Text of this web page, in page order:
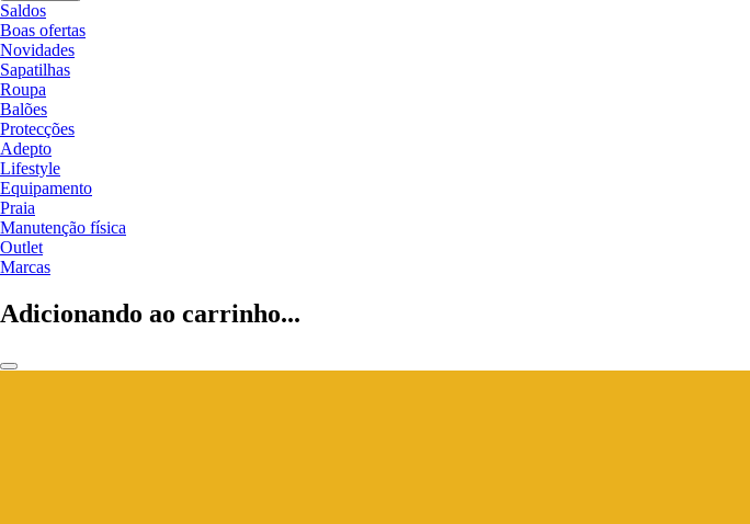
Saldos
Boas ofertas
Novidades
Sapatilhas
Roupa
Balões
Protecções
Adepto
Lifestyle
Equipamento
Praia
Manutenção física
Outlet
Marcas
Adicionando ao carrinho...